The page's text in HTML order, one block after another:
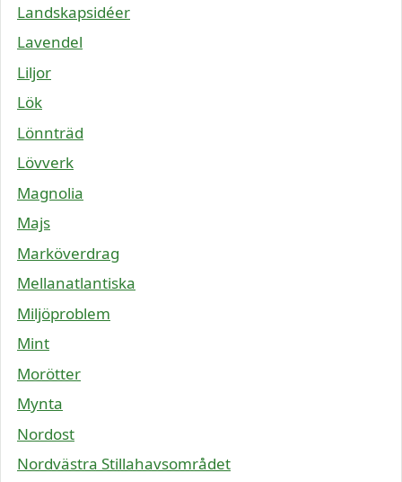
Landskapsidéer
Lavendel
Liljor
Lök
Lönnträd
Lövverk
Magnolia
Majs
Marköverdrag
Mellanatlantiska
Miljöproblem
Mint
Morötter
Mynta
Nordost
Nordvästra Stillahavsområdet